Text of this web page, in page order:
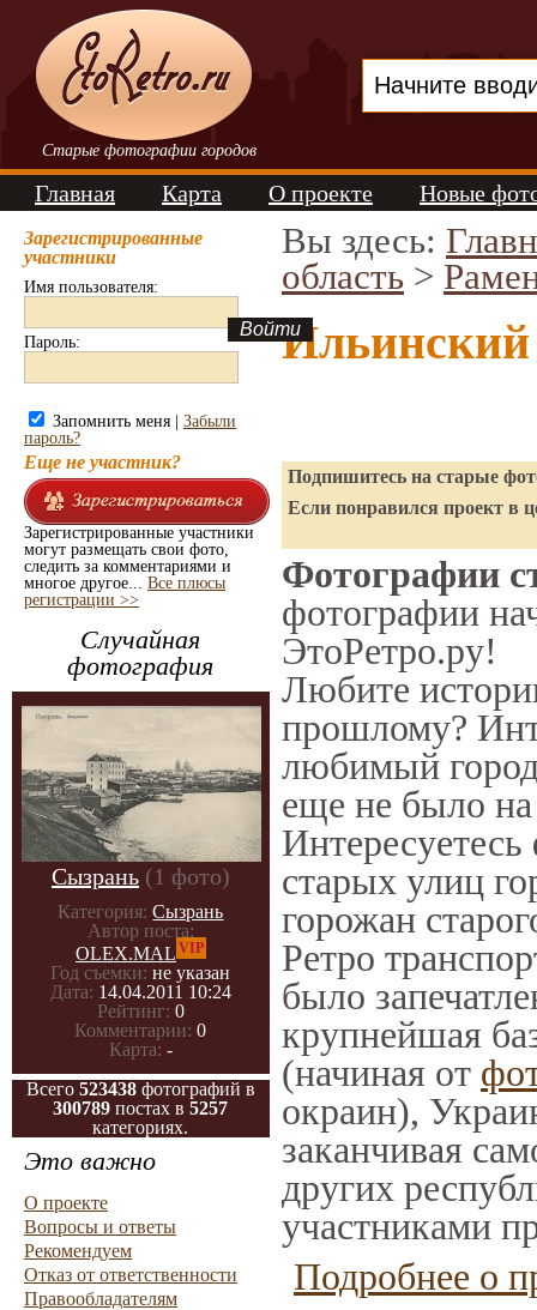
Старые фотографии городов
Главная Карта О проекте Новые
Зарегистрированные
участники
Имя пользователя:
Пароль:
Запомнить меня | Забыли
пароль?
Еще не участник?
Зарегистрированные участники
могут размещать свои фото,
следить за комментариями и
многое другое... Все плюсы
регистрации >>
Случайная
фотография
Сызрань (1 фото)
Категория: Сызрань
Автор поста:
OLEX.MAL VIP
Год съемки: не указан
Дата: 14.04.2011 10:24
Рейтинг: 0
Комментарии: 0
Карта: -
Всего 523438 фотографий в
300789 постах в5257
категориях.
Это важно
О проекте
Вопросы и ответы
Рекомендуем
Отказ от ответственности
Правообладателям
Вы здесь:
область >
Ильинский
Подпишитесь на старые
Если понравился проект в
Фотографии
фотографии
ЭтоРетро.ру!
Любите
прошлому?
любимый
еще не было на
Интересуетесь
старых улиц
горожан
Ретро
было
крупнейшая
(начиная от
окраин),
заканчивая
других
участниками
Подробнее о